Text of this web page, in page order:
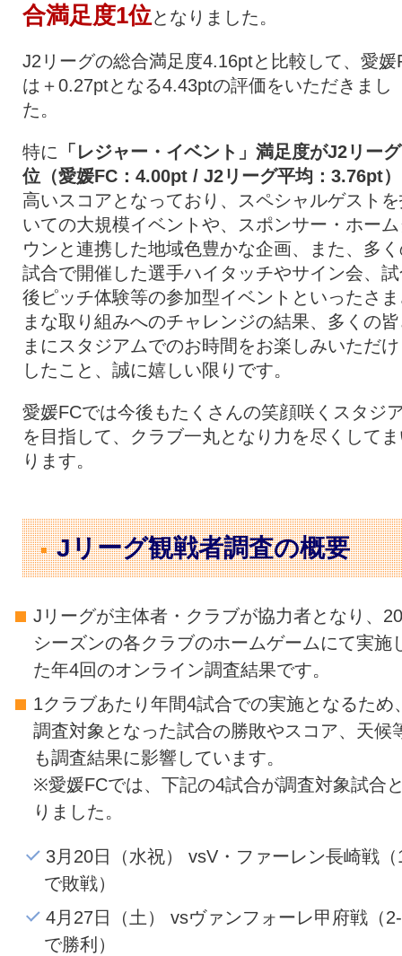
合満足度1位となりました。
J2リーグの総合満足度4.16ptと比較して、愛媛
は＋0.27ptとなる4.43ptの評価をいただきまし
た。
特に 「レジャー・イベント」満足度がJ2リー
位（愛媛FC：4.00pt / J2リーグ平均：3.76pt）
高いスコアとなっており、スペシャルゲスト
いての大規模イベントや、スポンサー・ホー
ウンと連携した地域色豊かな企画、また、多
試合で開催した選手ハイタッチやサイン会、
後ピッチ体験等の参加型イベントといったさ
まな取り組みへのチャレンジの結果、多くの
まにスタジアムでのお時間をお楽しみいただ
したこと、誠に嬉しい限りです。
愛媛FCでは今後もたくさんの笑顔咲くスタジ
を目指して、クラブ一丸となり力を尽くして
ります。
Jリーグ観戦者調査の概要
Jリーグが主体者・クラブが協力者となり、
シーズンの各クラブのホームゲームにて実施
た年4回のオンライン調査結果です。
1クラブあたり年間4試合での実施となるため
調査対象となった試合の勝敗やスコア、天候
も調査結果に影響しています。
※愛媛FCでは、下記の4試合が調査対象試合
りました。
3月20日（水祝） vsV・ファーレン長崎戦（
で敗戦）
4月27日（土） vsヴァンフォーレ甲府戦（
で勝利）